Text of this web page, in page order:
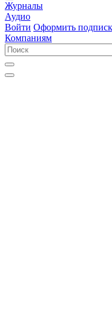
Журналы
Аудио
Войти Оформить
Компаниям